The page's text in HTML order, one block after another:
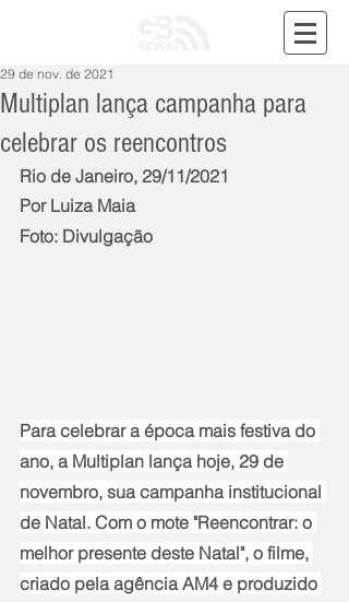
Multiplan lança campanha para
celebrar os reencontros
29 de nov. de 2021
Rio de Janeiro, 29/11/2021
Por Luiza Maia
Foto: Divulgação
Para celebrar a época mais festiva do
ano, a Multiplan lança hoje, 29 de
novembro, sua campanha institucional
de Natal. Com o mote "Reencontrar: o
melhor presente deste Natal", o filme,
criado pela agência AM4 e produzido